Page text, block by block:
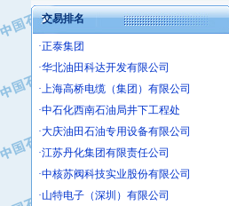
交易排名
·辽河石油勘探局总机械厂
·正泰集团